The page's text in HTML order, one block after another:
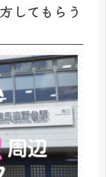
してもらう